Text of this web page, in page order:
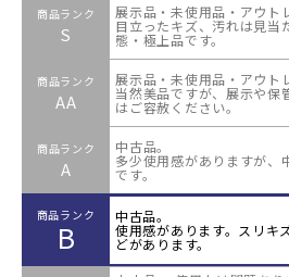
商品ランク
S
展示品・未使用品・アウト
目立ったキズ、汚れは見当
態・極上品です。
商品ランク
AA
展示品・未使用品・アウト
当然美品ですが、展示や保
はご容赦ください。
商品ランク
A
中古品。
多少使用感がありますが、
です。
商品ランク
B
中古品。
使用感があります。スリキ
どがあります。